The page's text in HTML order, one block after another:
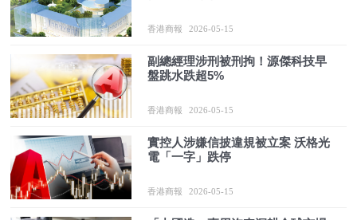
香港商報 2026-05-15
副總經理涉刑被刑拘！源傑科技早
盤跳水跌超5%
香港商報 2026-05-15
實控人涉嫌信披違規被立案 沃格光
電「一字」跌停
香港商報 2026-05-15